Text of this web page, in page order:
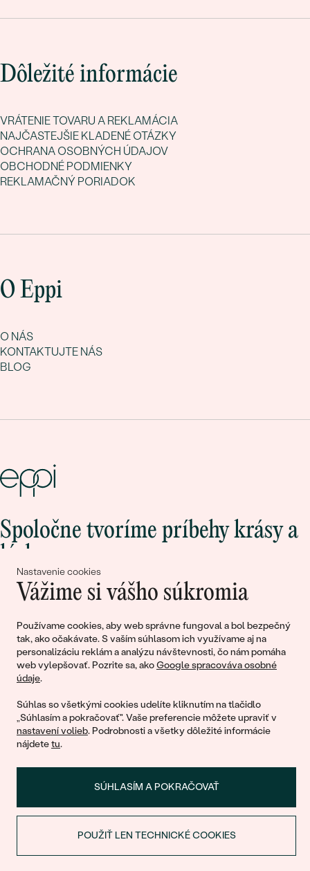
Nastavenie cookies
Vážime si vášho súkromia
Používame cookies, aby web správne fungoval a bol bezpečný
tak, ako očakávate. S vaším súhlasom ich využívame aj na
personalizáciu reklám a analýzu návštevnosti, čo nám pomáha
web vylepšovať. Pozrite sa, akoGoogle spracováva osobné
údaje.
Súhlas so všetkými cookies udelíte kliknutím na tlačidlo
„Súhlasím a pokračovať". Vaše preferencie môžete upraviť v
nastavení volieb. Podrobnosti a všetky dôležité informácie
nájdetetu.
SÚHLASÍM A POKRAČOVAŤ
POUŽIŤ LEN TECHNICKÉ COOKIES
Dôležité informácie
VRÁTENIE TOVARU A REKLAMÁCIA
NAJČASTEJŠIE KLADENÉ OTÁZKY
OCHRANA OSOBNÝCH ÚDAJOV
OBCHODNÉ PODMIENKY
REKLAMAČNÝ PORIADOK
O Eppi
O NÁS
KONTAKTUJTE NÁS
BLOG
Spoločne tvoríme príbehy krásy a
lásky
Pripojte sa k nám!
© 2011 - 2026, Eppi.sk
Nákupný košíkZĽAVA NA PRVÝ NÁKUP